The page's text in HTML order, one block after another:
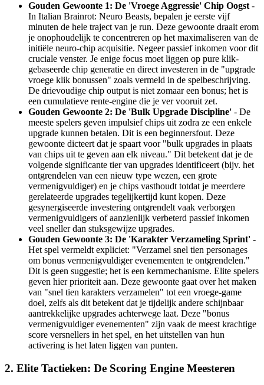
Gouden Gewoonte 1: De 'Vroege Aggressie' Chip Oogst -
In Italian Brainrot: Neuro Beasts, bepalen je eerste vijf
minuten de hele traject van je run. Deze gewoonte draait erom
je onophoudelijk te concentreren op het maximaliseren van de
initiële neuro-chip acquisitie. Negeer passief inkomen voor dit
cruciale venster. Je enige focus moet liggen op pure klik-
gebaseerde chip generatie en direct investeren in de "upgrade
vroege klik bonussen" zoals vermeld in de spelbeschrijving.
De drievoudige chip output is niet zomaar een bonus; het is
een cumulatieve rente-engine die je ver vooruit zet.
Gouden Gewoonte 2: De 'Bulk Upgrade Discipline' - De
meeste spelers geven impulsief chips uit zodra ze een enkele
upgrade kunnen betalen. Dit is een beginnersfout. Deze
gewoonte dicteert dat je spaart voor "bulk upgrades in plaats
van chips uit te geven aan elk niveau." Dit betekent dat je de
volgende significante tier van upgrades identificeert (bijv. het
ontgrendelen van een nieuw type wezen, een grote
vermenigvuldiger) en je chips vasthoudt totdat je meerdere
gerelateerde upgrades tegelijkertijd kunt kopen. Deze
gesynergiseerde investering ontgrendelt vaak verborgen
vermenigvuldigers of aanzienlijk verbeterd passief inkomen
veel sneller dan stuksgewijze upgrades.
Gouden Gewoonte 3: De 'Karakter Verzameling Sprint' -
Het spel vermeldt expliciet: "Verzamel snel tien personages
om bonus vermenigvuldiger evenementen te ontgrendelen."
Dit is geen suggestie; het is een kernmechanisme. Elite spelers
geven hier prioriteit aan. Deze gewoonte gaat over het maken
van "snel tien karakters verzamelen" tot een vroege-game
doel, zelfs als dit betekent dat je tijdelijk andere schijnbaar
aantrekkelijke upgrades achterwege laat. Deze "bonus
vermenigvuldiger evenementen" zijn vaak de meest krachtige
score versnellers in het spel, en het uitstellen van hun
activering is het laten liggen van punten.
2. Elite Tactieken: De Scoring Engine Meesteren